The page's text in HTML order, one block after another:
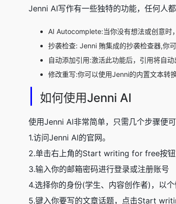
Jenni AI写作有一些独特的功能，任何人
AI Autocomplete:当你没有想法或创意时
抄袭检查: Jenni 賄集成的抄袭检查器,你
自动添加引用:激活此功能后，引用将自
修改重写:你可以使用Jenni的内置文本转
如何使用Jenni AI
使用Jenni Al非常简单，只需几个步骤便
1.访问Jenni Al的官网。
2.单击右上角的Start writing for free按钮
3.输入你的邮箱密码进行登录或注册账号
4.选择你的身份(学生、内容创作者)，以个
5.键入你要写的文章话题，点击Start